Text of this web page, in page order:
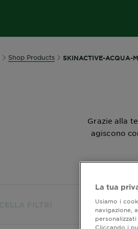
Shop Products SKINACTIVE-ACQUA-
Grazie alla
agiscono
La tua
Usiamo i
navigazione,
Cliccando i